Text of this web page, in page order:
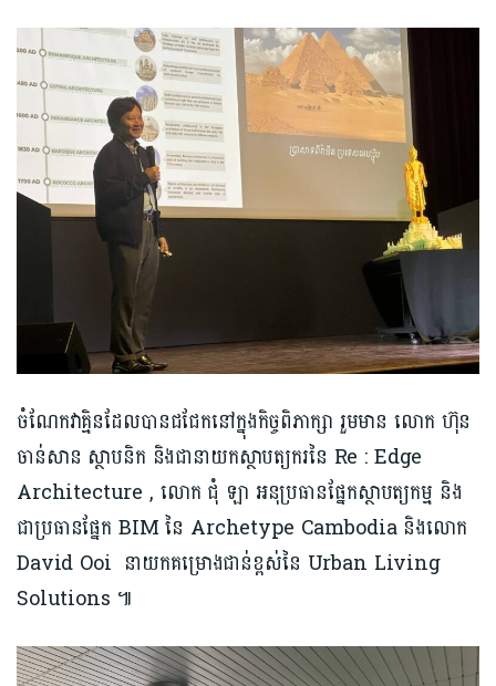
ចំណែកវាគ្មិនដែលបានជជែកនៅក្នុងកិច្ចពិភាក្សា រួមមាន លោក ហ៊ុន
ចាន់សាន ស្ថាបនិក និងជានាយកស្ថាបត្យករនៃ Re : Edge
Architecture , លោក ជុំ ឡា អនុប្រធានផ្នែកស្ថាបត្យកម្ម​ និង
ជាប្រធានផ្នែក BIM នៃ Archetype Cambodia និងលោក
David Ooi នាយកគម្រោងជាន់ខ្ពស់នៃ Urban Living
Solu​tio​n​s ​៕